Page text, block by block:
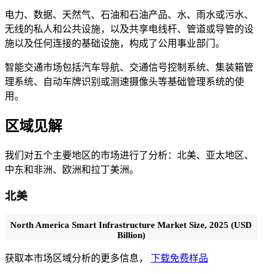
电力、数据、天然气、石油和石油产品、水、雨水或污水、
无线的私人和公共设施，以及共享电线杆、管道或导管的设
施以及任何连接的基础设施，构成了公用事业部门。
智能交通市场包括汽车导航、交通信号控制系统、集装箱管
理系统、自动车牌识别或测速摄像头等基础管理系统的使
用。
区域见解
我们对五个主要地区的市场进行了分析：北美、亚太地区、
中东和非洲、欧洲和拉丁美洲。
北美
North America Smart Infrastructure Market Size, 2025 (USD
Billion)
获取本市场区域分析的更多信息， 下载免费样品